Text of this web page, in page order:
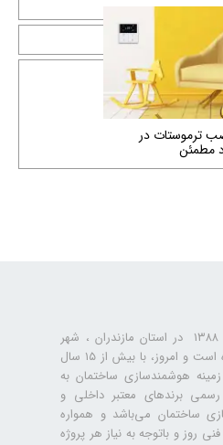
ترموستات در
مطمئن
از سال ۱۳۸۸ در استان مازندران ، شهر
ساری فعالیت خود را آغاز کرده است و امروز، با بیش از ۱۵ سال
هوشمندسازی ساختمان به
رسمی برندهای معتبر داخلی و
ساختمان می‌باشد و همواره
روز و باتوجه به نیاز هر پروژه